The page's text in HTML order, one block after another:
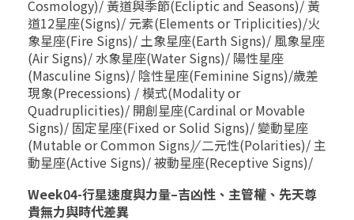
Cosmology)/黃道與季節(Ecliptic and Seasons)/黃
道12星座(Signs)/ 元素(Elements or Triplicities)/火
象星座(Fire Signs)/土象星座(Earth Signs)/ 風象星座
(Air Signs)/水象星座(Water Signs)/ 陽性星座
(Masculine Signs)/ 陰性星座(Feminine Signs)/歲差
現象(Precessions) /模式(Modality or
Quadruplicities)/ 開創星座(Cardinal or Movable
Signs)/ 固定星座(Fixed or Solid Signs)/變動星座
(Mutable or Common Signs)/二元性(Polarities)/主
動星座(Active Signs)/被動星座(Receptive Signs)/
Week04-行星速度與力量–吉凶性、主管權、先天尊
貴無力與時代差異